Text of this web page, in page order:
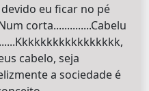
eu ficar no pé
corta..............Cabelu
cabelo, seja
a sociedade é